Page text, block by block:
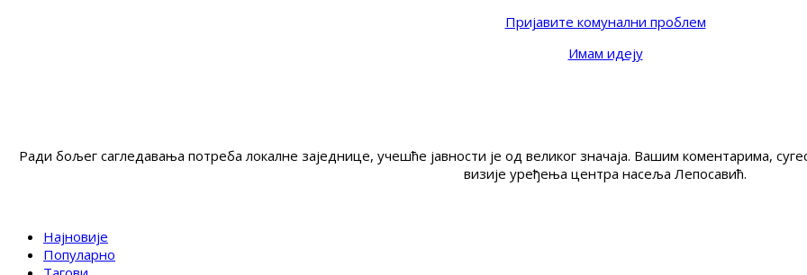
Пријавите комунални проблем
Имам идеју
Ради бољег сагледавања потреба локалне заједнице, учешће јавности је од великог значаја. Вашим коментарима,
визије уређења центра насеља Лепосавић.
Најновије
Популарно